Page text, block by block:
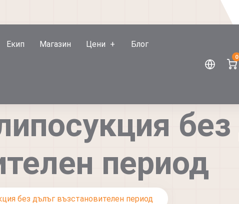
Екип Магазин Цени Блог
0
период
без дълъг възстановителен период